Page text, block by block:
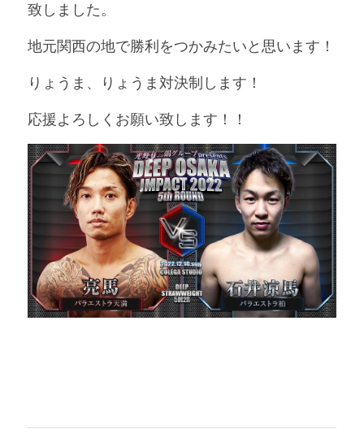
致しました。
地元関西の地で勝利をつかみたいと思います！
りょうま、りょうま対決制します！
応援よろしくお願い致します！！